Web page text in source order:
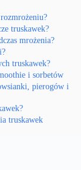
truskawek?
mrożenia?
truskawek?
i sorbetów
pierogów i
truskawek